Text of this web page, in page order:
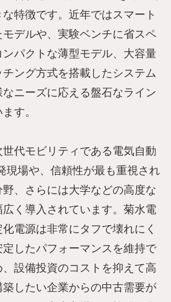
な特徴です。近年ではスマート
デルや、実験ベンチに省スペ
パクトな薄型モデル、大容量
ング方式を搭載したシステム
ニーズに応える盤石なライン
す。
代モビリティである電気自動
現場や、信頼性が最も重視され
、さらには大学などの高度な
く導入されています。菊水電
電源は非常にタフで壊れにく
定したパフォーマンスを維持で
設備投資のコストを抑えて高
したい企業からの中古需要が